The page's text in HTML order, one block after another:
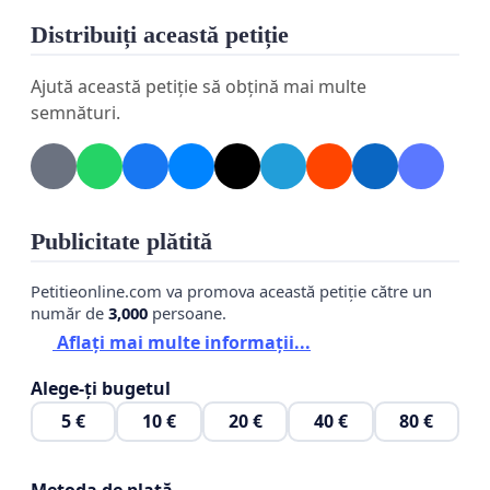
отчетность, а не наращивать ее!
Требуем от ответственных ведомств
пересмотреть проект и отказаться от решения
внедрить в Трудовой кодекс положений об
электронном регистре!
Recent a apărut intenția de a impune businessul să
înregistreze contractele de muncă în registrul
l=ro&idd=6570
companiilor sunt categoric
Distribuiți această petiție
Ajută această petiție să obțină mai multe
semnături.
Publicitate plătită
Petitieonline.com va promova această petiție către un
număr de 3,000 persoane.
Aflați mai multe informații...
Alege-ți bugetul
5 €
10 € 20 € 40 € 80 €